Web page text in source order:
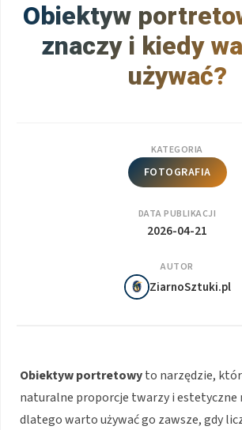
Obiektyw
znaczy i kiedy
używać?
KATEGORIA
FOTOGRAFIA
DATA PUBLIKACJI
2026-04-21
AUTOR
ZiarnoSztuki.pl
Obiektyw portretowyto narzędzie,
naturalne proporcje twarzy i estetyczne
dlatego warto używać go zawsze, gdy